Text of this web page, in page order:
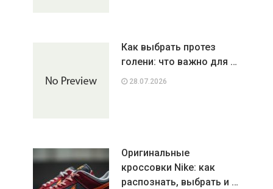
Как выбрать протез
голени: что важно для …
28.07.2026
Оригинальные
кроссовки Nike: как
распознать, выбрать и …